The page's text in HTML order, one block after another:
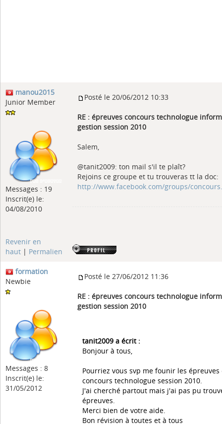
manou2015
Junior Member
Messages : 19
Inscrit(e) le:
04/08/2010
Posté le 20/06/2012 10:33
RE : épreuves concours technologue
gestion session 2010
Salem,
@tanit2009: ton mail s'il te plaît?
Rejoins ce groupe et tu trouveras tt la doc:
http://www.facebook.com/groups/
Revenir en
haut | Permalien
formation
Newbie
Messages : 8
Inscrit(e) le:
31/05/2012
Posté le 27/06/2012 11:36
RE : épreuves concours technologue
gestion session 2010
tanit2009 a écrit :
Bonjour à tous,
Pourriez vous svp me founir les épreuves
concours technologue session 2010.
J'ai cherché partout mais j'ai pas pu
épreuves.
Merci bien de votre aide.
Bon révision à toutes et à tous